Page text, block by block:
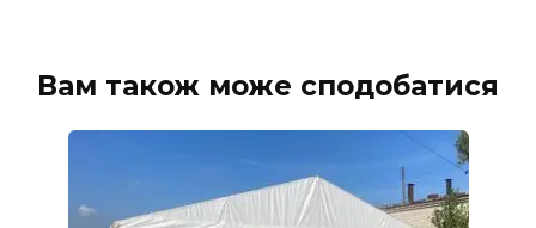
Вам також може сподобатися